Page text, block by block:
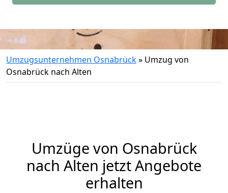
Umzugsunternehmen Osnabrück» Umzug von
Osnabrück nach Alten
Umzüge von Osnabrück
nach Alten jetzt Angebote
erhalten